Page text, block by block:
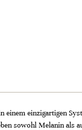
einem einzig­artigen
sowohl Melanin als